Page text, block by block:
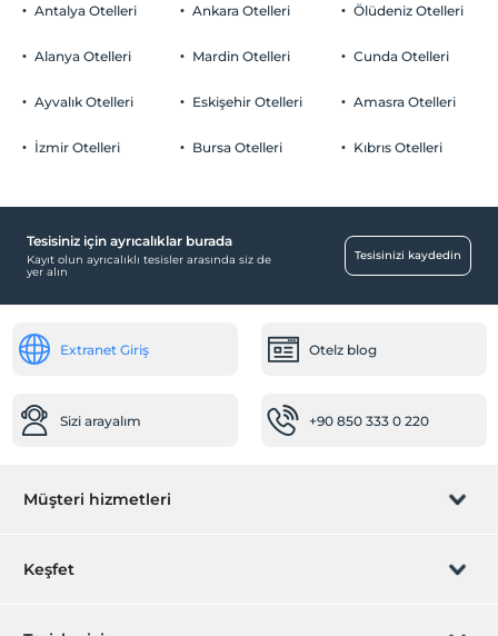
Otopark
Ücretsiz Özel Otopark
Yiyecek & İçecek
Güneşlenme terası
Aile odaları
Çocuk Havuzu
2 yaşına kadar olan bebekler ücretsizdir.
Her bir oda için 2. çocuk 12 yaşına kadar ücretsizdir
Antalya Otelleri
Alanya Otelleri
Ayvalık Otelleri
İzmir Otelleri
Ankara Otelleri
Mardin Otelleri
Eskişehir Otelleri
Bursa Otelleri
Ölüdeniz Otelleri
Cunda Otelleri
Amasra Otelleri
Kıbrıs Otelleri
Tesisiniz için ayrıcalıklar burada
Kayıt olun ayrıcalıklı tesisler arasında siz de
yer alın
Tesisinizi kaydedin
Extranet Giriş Otelz blog
Sizi arayalım +90 850 333 0 220
Müşteri hizmetleri
Rezervasyon yönet
Keşfet
Hediye Kart